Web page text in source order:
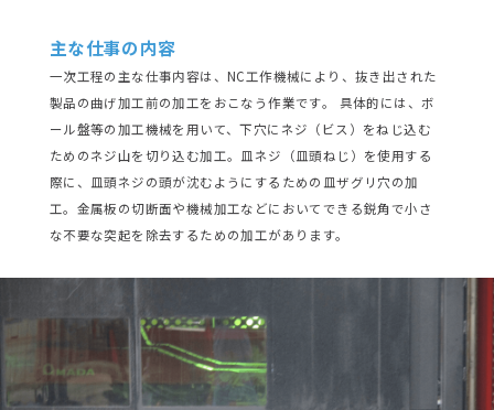
主な仕事の内容
一次工程の主な仕事内容は、NC工作機械により、抜き出された
製品の曲げ加工前の加工をおこなう作業です。 具体的には、ボ
ール盤等の加工機械を用いて、下穴にネジ（ビス）をねじ込む
ためのネジ山を切り込む加工。皿ネジ（皿頭ねじ）を使用する
際に、皿頭ネジの頭が沈むようにするための皿ザグリ穴の加
工。金属板の切断面や機械加工などにおいてできる鋭角で小さ
な不要な突起を除去するための加工があります。